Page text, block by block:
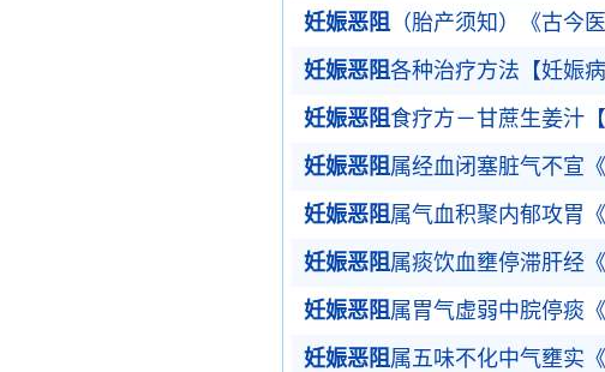
妊娠恶阻 （胎产须知）《古今
妊娠恶阻各种治疗方法【妊娠病
妊娠恶阻食疗方－甘蔗生姜汁
妊娠恶阻属经血闭塞脏气不宣
妊娠恶阻属气血积聚内郁攻胃
妊娠恶阻属痰饮血壅停滞肝经
妊娠恶阻属胃气虚弱中脘停痰
妊娠恶阻属五味不化中气壅实